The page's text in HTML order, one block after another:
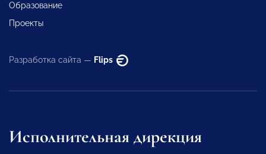
Образование
Проекты
Разработка сайта — Flips
Исполнительная дирекция